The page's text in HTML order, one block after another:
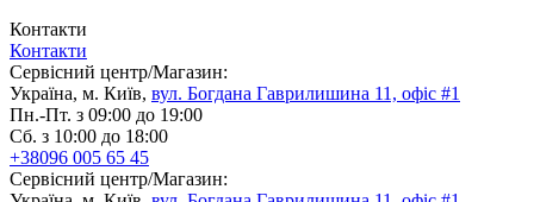
Контакти
Контакти
Сервісний центр/Магазин:
Україна, м. Київ, вул. Богдана Гаврилишина 11, офіс #1
Пн.-Пт. з 09:00 до 19:00
Сб. з 10:00 до 18:00
+38096 005 65 45
Сервісний центр/Магазин: